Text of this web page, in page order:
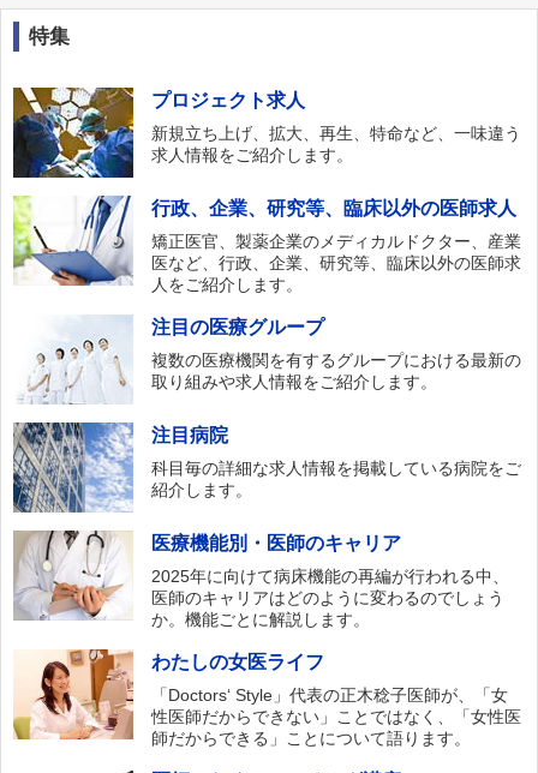
特集
プロジェクト求人
新規立ち上げ、拡大、再生、特命など、一味違う
求人情報をご紹介します。
行政、企業、研究等、臨床以外の医師求人
矯正医官、製薬企業のメディカルドクター、産業
医など、行政、企業、研究等、臨床以外の医師求
人をご紹介します。
注目の医療グループ
複数の医療機関を有するグループにおける最新の
取り組みや求人情報をご紹介します。
注目病院
科目毎の詳細な求人情報を掲載している病院をご
紹介します。
医療機能別・医師のキャリア
2025年に向けて病床機能の再編が行われる中、
医師のキャリアはどのように変わるのでしょう
か。機能ごとに解説します。
わたしの女医ライフ
「Doctors‘ Style」代表の正木稔子医師が、「女
性医師だからできない」ことではなく、「女性医
師だからできる」ことについて語ります。